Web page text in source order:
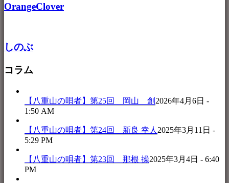
OrangeClover
しのぶ
コラム
【八重山の唄者】第25回 岡山 創 2026年4月6日 -
1:50 AM
【八重山の唄者】第24回 新良 幸人 2025年3月11日 -
5:29 PM
【八重山の唄者】第23回 那根 操2025年3月4日 - 6:40
PM